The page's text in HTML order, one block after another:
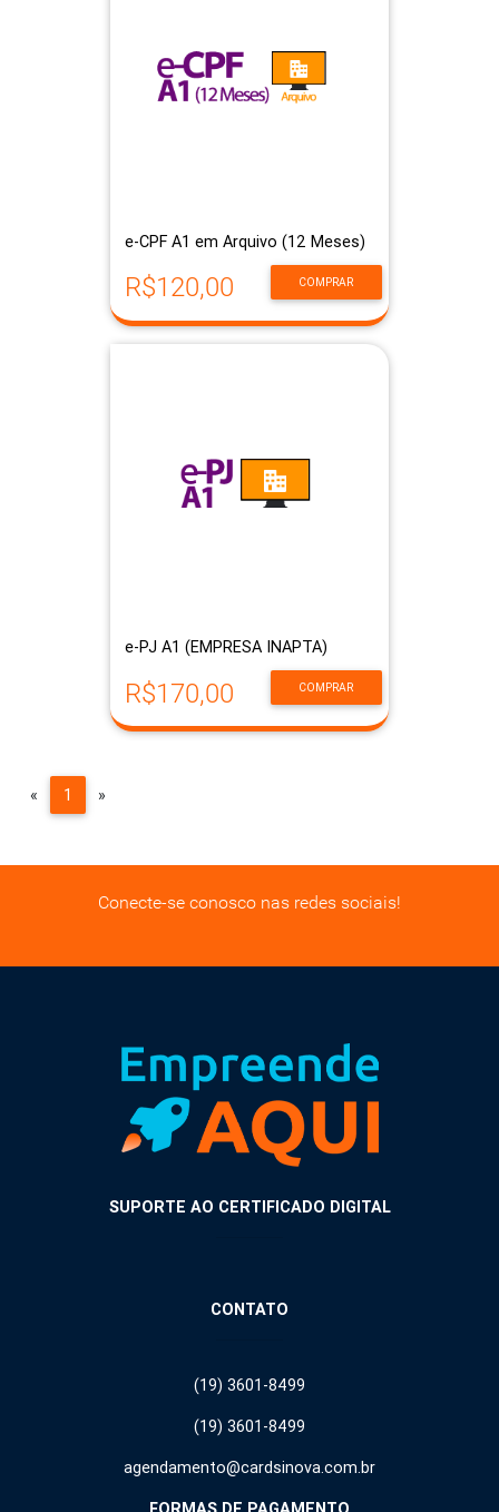
e-CPF A1 em Arquivo (12 Meses)
COMPRAR
R$120,00
e-PJ A1 (EMPRESA INAPTA)
COMPRAR
R$170,00
« Previous
1 »
Conecte-se conosco nas redes sociais!
SUPORTE AO CERTIFICADO DIGITAL
CONTATO
(19) 3601-8499
(19) 3601-8499
agendamento@cardsinova.com.br